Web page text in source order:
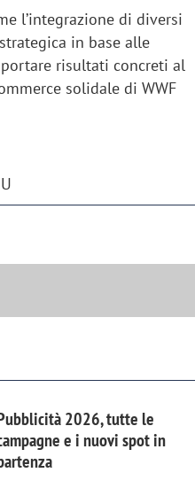
l’integrazione di diversi
in base alle
risultati concreti al
solidale di WWF
2026, tutte le
e i nuovi spot in